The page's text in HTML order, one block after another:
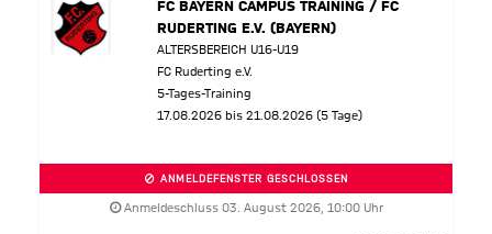
FC BAYERN CAMPUS TRAINING / FC
RUDERTING E.V. (BAYERN)
ALTERSBEREICH U16-U19
FC Ruderting e.V.
5-Tages-Training
17.08.2026 bis 21.08.2026 (5 Tage)
ANMELDEFENSTER GESCHLOSSEN
Anmeldeschluss 03. August 2026, 10:00 Uhr